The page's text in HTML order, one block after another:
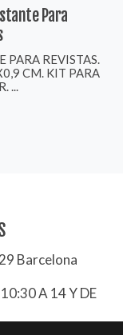
Para
PARA REVISTAS.
CM. KIT PARA
...
Barcelona
A 14 Y DE